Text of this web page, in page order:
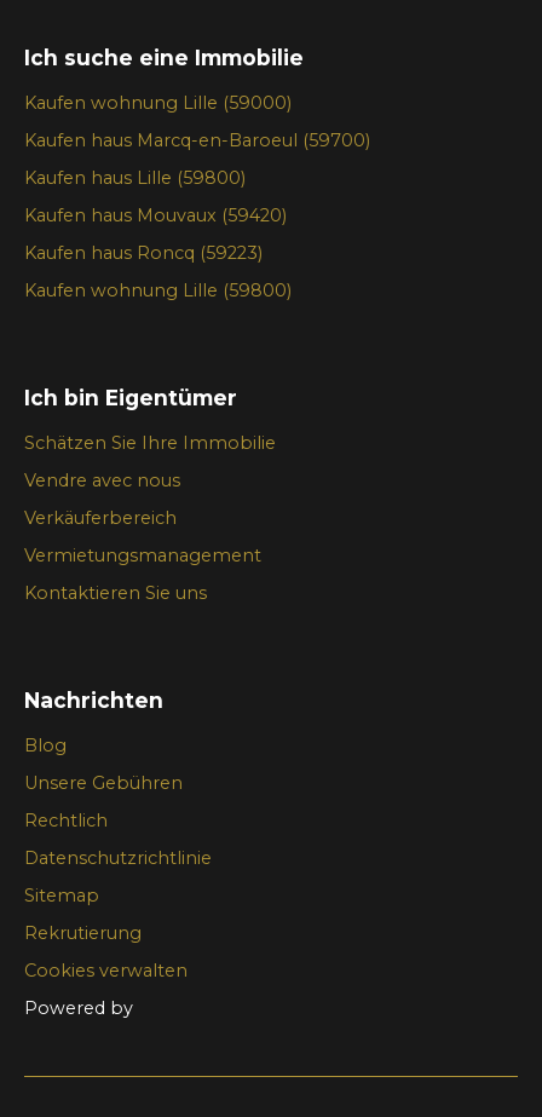
Ich suche eine Immobilie
Kaufen wohnung Lille (59000)
Kaufen haus Marcq-en-Baroeul (59700)
Kaufen haus Lille (59800)
Kaufen haus Mouvaux (59420)
Kaufen haus Roncq (59223)
Kaufen wohnung Lille (59800)
Ich bin Eigentümer
Schätzen Sie Ihre Immobilie
Vendre avec nous
Verkäuferbereich
Vermietungsmanagement
Kontaktieren Sie uns
Nachrichten
Blog
Unsere Gebühren
Rechtlich
Datenschutzrichtlinie
Sitemap
Rekrutierung
Cookies verwalten
Powered by